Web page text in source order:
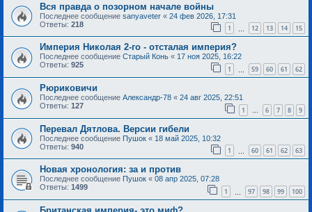
Вся правда о позорном начале войны
Последнее сообщение sanyaveter « 24 фев 2026, 17:31
Ответы: 218 1 12 13 14 15
Империя Николая 2-го - отсталая империя?
Последнее сообщение Старый Конь « 17 ноя 2025, 16:22
Ответы: 925 1 59 60 61 62
Рюриковичи
Последнее сообщение Александр-78 « 24 авг 2025, 22:51
Ответы: 127 1 … 6 7 8 9
Перевал Дятлова. Версии гибели
Последнее сообщение Пушок « 18 май 2025, 10:32
Ответы: 940 1 60 61 62 63
Новая хронология: за и против
Последнее сообщение Пушок « 08 апр 2025, 07:28
Ответы: 1499 1 97 98 99 100